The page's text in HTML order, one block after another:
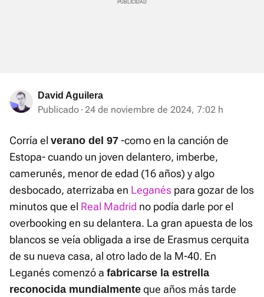
David Aguilera
Publicado 24 de noviembre de 2024, 7:02 h
Corría el verano del 97 -como en la canción de
Estopa- cuando un joven delantero, imberbe,
camerunés, menor de edad (16 años) y algo
desbocado, aterrizaba en Leganés para gozar de los
minutos que el Real Madrid no podía darle por el
overbooking en su delantera. La gran apuesta de los
blancos se veía obligada a irse de Erasmus cerquita
de su nueva casa, al otro lado de la M-40. En
Leganés comenzó a fabricarse la estrella
reconocida mundialmente que años más tarde